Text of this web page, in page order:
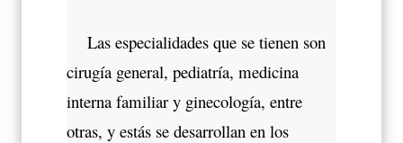
Las especialidades que se tienen son
cirugía general, pediatría, medicina
interna familiar y ginecología, entre
otras, y estás se desarrollan en los